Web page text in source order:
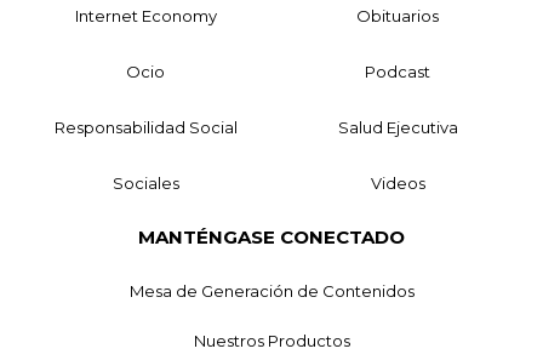
Internet Economy Obituarios
Ocio Podcast
Responsabilidad Social Salud Ejecutiva
Sociales Videos
MANTÉNGASE CONECTADO
Mesa de Generación de Contenidos
Nuestros Productos